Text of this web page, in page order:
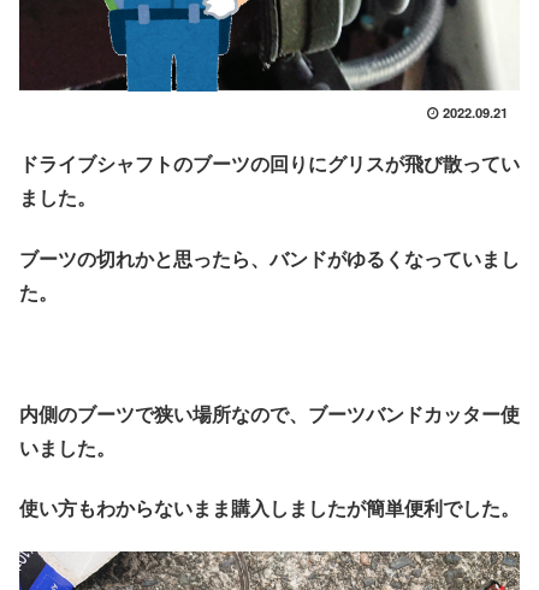
2022.09.21
ドライブシャフトのブーツの回りにグリスが飛び散ってい
ました。
ブーツの切れかと思ったら、バンドがゆるくなっていまし
た。
内側のブーツで狭い場所なので、ブーツバンドカッター使
いました。
使い方もわからないまま購入しましたが簡単便利でした。